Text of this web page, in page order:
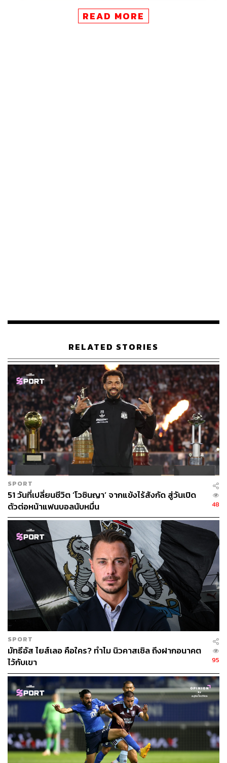
ภาพ:Selección Colombia – FCFSeleccionCol
อ้างอิง:
www.dailymail.co.uk/sport/football/article-12747981/
Emotional-Liverpool-star-Luis-Diaz-crying-father-reu
nited-time-kidnapped-12-days-Colombia.html
TAGS: กีฬาฟุตบอล Colombia
Liverpool
Premier League
Luis Díaz
ฟุตบอลทีมชาติโคลอมเบีย (Colombia national football
team)
READ MORE
RELATED STORIES
SPORT
51 วันที่เปลี่ยนชีวิต ‘โวซินญา’ จากแข้งไร้สังกัด สู่วันเปิด
ตัวต่อหน้าแฟนบอลนับหมื่น
48
SPORT
มัทธีอัส ไยส์เลอ คือใคร? ทำไม นิวคาสเซิล ถึงฝากอนาคต
ไว้กับเขา
95